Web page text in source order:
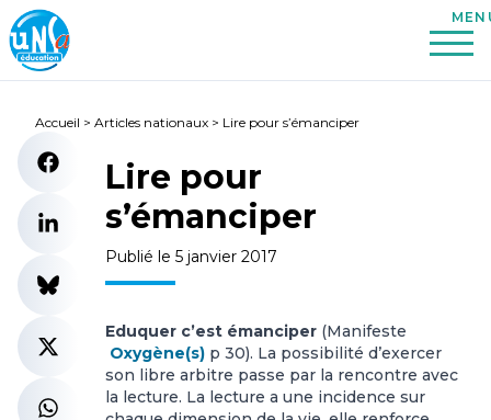
Accueil > Articles nationaux > Lire pour s’émanciper
Lire pour
s’émanciper
Publié le 5 janvier 2017
Eduquer c’est émanciper (Manifeste
Oxygène(s) p 30). La possibilité d’exercer
son libre arbitre passe par la rencontre avec
la lecture. La lecture a une incidence sur